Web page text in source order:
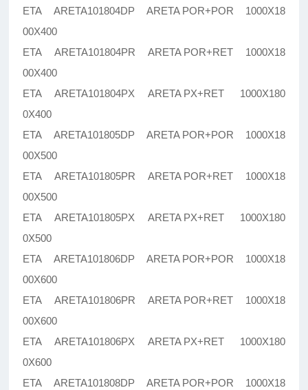
ETA ARETA101804DP ARETA POR+POR 1000X18
00X400
ETA ARETA101804PR ARETA POR+RET 1000X18
00X400
ETA ARETA101804PX ARETA PX+RET 1000X180
0X400
ETA ARETA101805DP ARETA POR+POR 1000X18
00X500
ETA ARETA101805PR ARETA POR+RET 1000X18
00X500
ETA ARETA101805PX ARETA PX+RET 1000X180
0X500
ETA ARETA101806DP ARETA POR+POR 1000X18
00X600
ETA ARETA101806PR ARETA POR+RET 1000X18
00X600
ETA ARETA101806PX ARETA PX+RET 1000X180
0X600
ETA ARETA101808DP ARETA POR+POR 1000X18